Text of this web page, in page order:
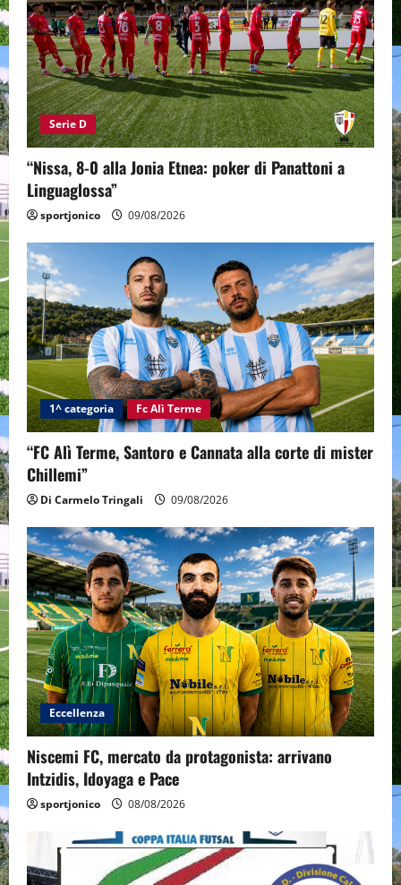
Serie D
“Nissa, 8-0 alla Jonia Etnea: poker di Panattoni a
Linguaglossa”
sportjonico 09/08/2026
1^ categoria Fc Alì Terme
“FC Alì Terme, Santoro e Cannata alla corte di mister
Chillemi”
Di Carmelo Tringali 09/08/2026
Eccellenza
Niscemi FC, mercato da protagonista: arrivano
Intzidis, Idoyaga e Pace
sportjonico 08/08/2026